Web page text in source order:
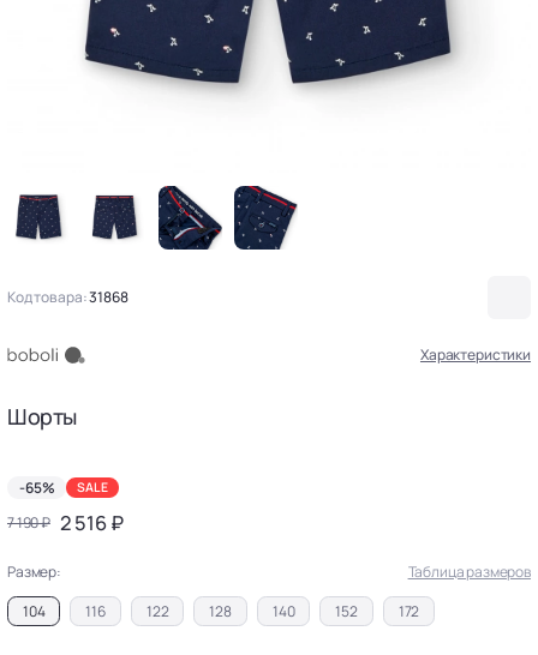
Код товара:31868
Характеристики
Шорты
-65% SALE
7 190 ₽ 2 516 ₽
Размер:
Таблица размеров
104
116 122 128 140 152 172